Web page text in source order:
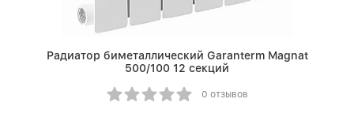
Радиатор биметаллический Garanterm Magnat
500/100 12 секций
0 отзывов